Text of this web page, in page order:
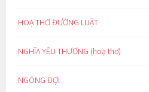
HOẠ THƠ ĐƯỜNG LUẬT
NGHĨA YÊU THƯƠNG (hoạ thơ)
NGÓNG ĐỢI